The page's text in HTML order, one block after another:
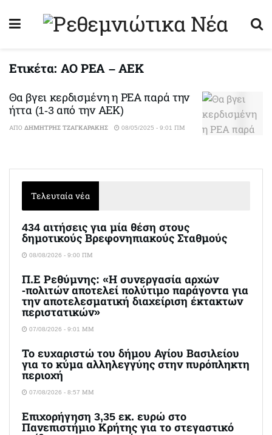
Ετικέτα:ΑΟ ΡΕΑ – ΑΕΚ
Θα βγει κερδισμένη η ΡΕΑ παρά την
ήττα (1-3 από την ΑΕΚ)
ΑΠΌ ΔΗΜΉΤΡΗΣ ΤΖΑΓΚΑΡΆΚΗΣ 08/05/2025 - 9:01 ΠΜ
Τελευταία νέα
434 αιτήσεις για μία θέση στους
δημοτικούς Βρεφονηπιακούς Σταθμούς
08/08/2026 - 9:00 ΠΜ
Π.Ε Ρεθύμνης: «Η συνεργασία αρχών
-πολιτών αποτελεί πολύτιμο παράγοντα για
την αποτελεσματική διαχείριση έκτακτων
περιστατικών»
07/08/2026 - 9:01 ΜΜ
Το ευχαριστώ του δήμου Αγίου Βασιλείου
για το κύμα αλληλεγγύης στην πυρόπληκτη
περιοχή
07/08/2026 - 8:57 ΜΜ
Επιχορήγηση 3,35 εκ. ευρώ στο
Πανεπιστήμιο Κρήτης για το στεγαστικό